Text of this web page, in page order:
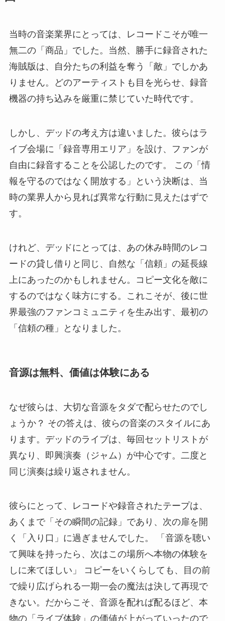
当時の音楽業界にとっては、レコードこそが唯一
無二の「商品」でした。当然、勝手に録音された
海賊版は、自分たちの利益を奪う「敵」でしかあ
りません。どのアーティストも目を光らせ、録音
機器の持ち込みを厳重に禁じていた時代です。
しかし、デッドの考え方は違いました。彼らはラ
イブ会場に「録音専用エリア」を設け、ファンが
自由に録音することを公認したのです。 この「情
報を守るのではなく開放する」という決断は、当
時の業界人から見れば異常な行動に見えたはずで
す。
けれど、デッドにとっては、あの休み時間のレコ
ードの貸し借りと同じ、自然な「信頼」の延長線
上にあったのかもしれません。コピー文化を敵に
するのではなく味方にする。これこそが、後に世
界最強のファンコミュニティを生み出す、最初の
「信頼の種」となりました。
音源は無料、価値は体験にある
なぜ彼らは、大切な音源をタダで配らせたのでし
ょうか？ その答えは、彼らの音楽のスタイルにあ
ります。デッドのライブは、毎回セットリストが
異なり、即興演奏（ジャム）が中心です。二度と
同じ演奏は繰り返されません。
彼らにとって、レコードや録音されたテープは、
あくまで「その瞬間の記録」であり、次の扉を開
く「入り口」に過ぎませんでした。 「音源を聴い
て興味を持ったら、次はこの場所へ本物の体験を
しに来てほしい」 コピーをいくらしても、目の前
で繰り広げられる一期一会の魔法は決して再現で
きない。だからこそ、音源を配れば配るほど、本
物の「ライブ体験」の価値が上がっていったので